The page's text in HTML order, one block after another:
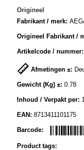
Origineel
Fabrikant / merk:
Origineel Fabrikant /
Artikelcode / nummer:
Afmetingen ±:
Gewicht (Kg) ±: 0.78
Inhoud / Verpakt per:
EAN: 8713411101175
Barcode:
Product tags: